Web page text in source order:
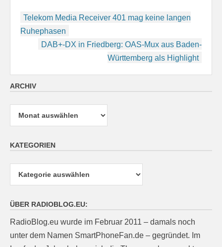
Beitragsnavigation
Telekom Media Receiver 401 mag keine langen
Ruhephasen
DAB+-DX in Friedberg: OAS-Mux aus Baden-
Württemberg als Highlight
ARCHIV
Archiv
KATEGORIEN
ÜBER RADIOBLOG.EU:
RadioBlog.eu wurde im Februar 2011 – damals noch
unter dem Namen SmartPhoneFan.de – gegründet. Im